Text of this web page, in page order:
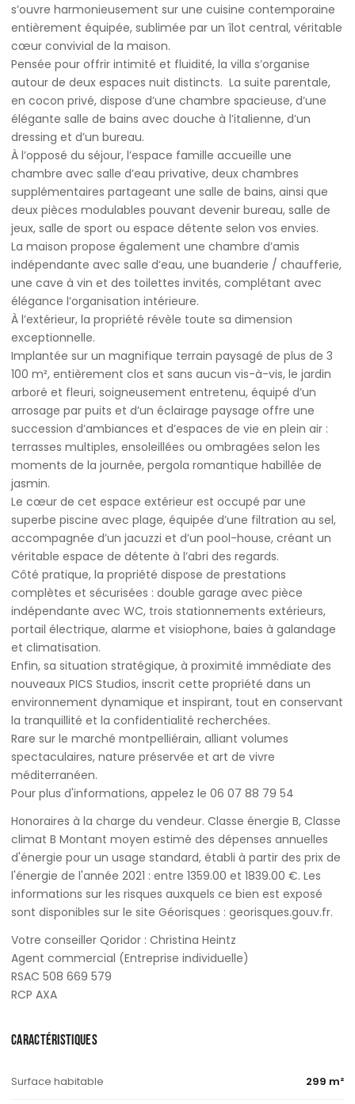
s’ouvre harmonieusement sur une cuisine contemporaine
entièrement équipée, sublimée par un îlot central, véritable
cœur convivial de la maison.
Pensée pour offrir intimité et fluidité, la villa s’organise
autour de deux espaces nuit distincts. La suite parentale,
en cocon privé, dispose d’une chambre spacieuse, d’une
élégante salle de bains avec douche à l’italienne, d’un
dressing et d’un bureau.
À l’opposé du séjour, l’espace famille accueille une
chambre avec salle d’eau privative, deux chambres
supplémentaires partageant une salle de bains, ainsi que
deux pièces modulables pouvant devenir bureau, salle de
jeux, salle de sport ou espace détente selon vos envies.
La maison propose également une chambre d’amis
indépendante avec salle d’eau, une buanderie / chaufferie,
une cave à vin et des toilettes invités, complétant avec
élégance l’organisation intérieure.
À l’extérieur, la propriété révèle toute sa dimension
exceptionnelle.
Implantée sur un magnifique terrain paysagé de plus de 3
100 m², entièrement clos et sans aucun vis-à-vis, le jardin
arboré et fleuri, soigneusement entretenu, équipé d’un
arrosage par puits et d’un éclairage paysage offre une
succession d’ambiances et d’espaces de vie en plein air :
terrasses multiples, ensoleillées ou ombragées selon les
moments de la journée, pergola romantique habillée de
jasmin.
Le cœur de cet espace extérieur est occupé par une
superbe piscine avec plage, équipée d’une filtration au sel,
accompagnée d’un jacuzzi et d’un pool-house, créant un
véritable espace de détente à l’abri des regards.
Côté pratique, la propriété dispose de prestations
complètes et sécurisées : double garage avec pièce
indépendante avec WC, trois stationnements extérieurs,
portail électrique, alarme et visiophone, baies à galandage
et climatisation.
Enfin, sa situation stratégique, à proximité immédiate des
nouveaux PICS Studios, inscrit cette propriété dans un
environnement dynamique et inspirant, tout en conservant
la tranquillité et la confidentialité recherchées.
Rare sur le marché montpelliérain, alliant volumes
spectaculaires, nature préservée et art de vivre
méditerranéen.
Pour plus d'informations, appelez le 06 07 88 79 54
Honoraires à la charge du vendeur. Classe énergie B, Classe
climat B Montant moyen estimé des dépenses annuelles
d'énergie pour un usage standard, établi à partir des prix de
l'énergie de l'année 2021 : entre 1359.00 et 1839.00 €. Les
informations sur les risques auxquels ce bien est exposé
sont disponibles sur le site Géorisques : georisques.gouv.fr.
Votre conseiller Qoridor : Christina Heintz
Agent commercial (Entreprise individuelle)
RSAC 508 669 579
RCP AXA
CARACTÉRISTIQUES
Surface habitable 299 m²